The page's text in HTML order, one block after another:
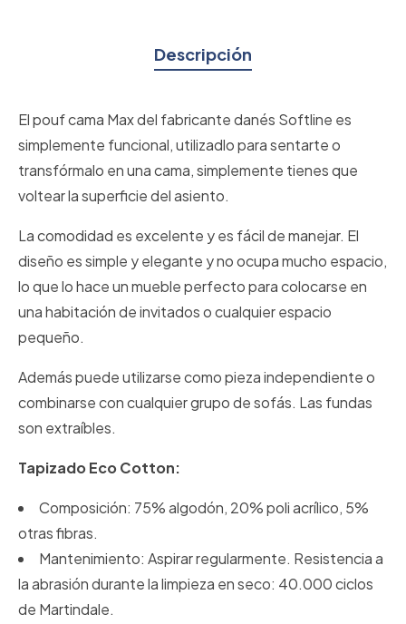
Descripción
El pouf cama Max del fabricante danés Softline es
simplemente funcional, utilizadlo para sentarte o
transfórmalo en una cama, simplemente tienes que
voltear la superficie del asiento.
La comodidad es excelente y es fácil de manejar. El
diseño es simple y elegante y no ocupa mucho espacio,
lo que lo hace un mueble perfecto para colocarse en
una habitación de invitados o cualquier espacio
pequeño.
Además puede utilizarse como pieza independiente o
combinarse con cualquier grupo de sofás. Las fundas
son extraíbles.
Tapizado Eco Cotton:
Composición: 75% algodón, 20% poli acrílico, 5%
otras fibras.
Mantenimiento: Aspirar regularmente. Resistencia a
la abrasión durante la limpieza en seco: 40.000 ciclos
de Martindale.